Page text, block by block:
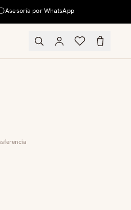
Asesoría por WhatsApp